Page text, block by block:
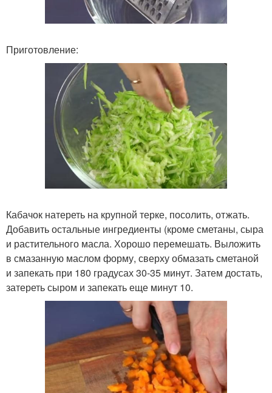
Приготовление:
Кабачок натереть на крупной терке, посолить, отжать.
Добавить остальные ингредиенты (кроме сметаны, сыра
и растительного масла. Хорошо перемешать. Выложить
в смазанную маслом форму, сверху обмазать сметаной
и запекать при 180 градусах 30-35 минут. Затем достать,
затереть сыром и запекать еще минут 10.